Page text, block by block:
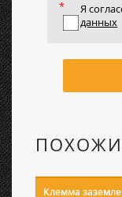
Я
данных
Клемма